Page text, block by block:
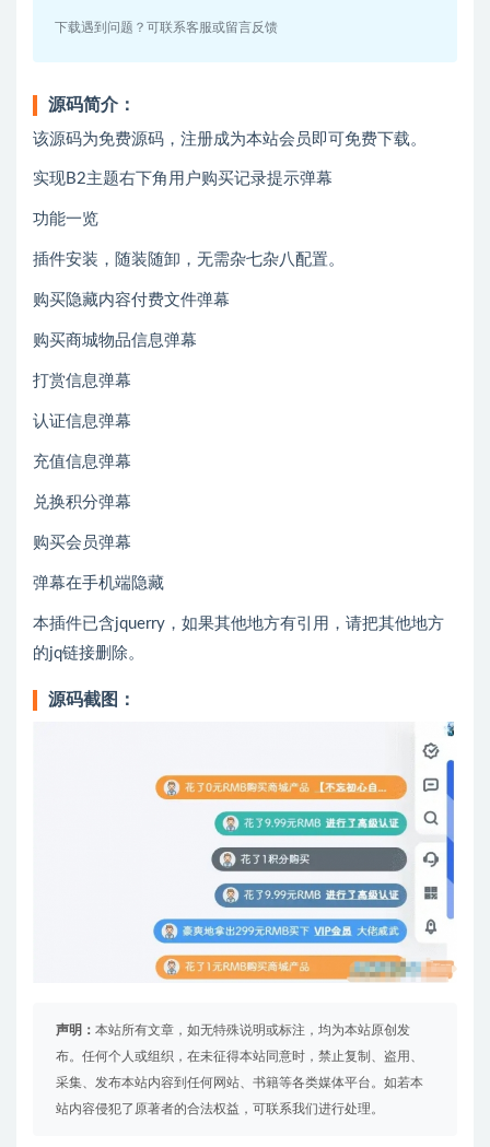
下载遇到问题？可联系客服或留言反馈
源码简介：
该源码为免费源码，注册成为本站会员即可免费下载。
实现B2主题右下角用户购买记录提示弹幕
功能一览
插件安装，随装随卸，无需杂七杂八配置。
购买隐藏内容付费文件弹幕
购买商城物品信息弹幕
打赏信息弹幕
认证信息弹幕
充值信息弹幕
兑换积分弹幕
购买会员弹幕
弹幕在手机端隐藏
本插件已含jquerry，如果其他地方有引用，请把其他地方
的jq链接删除。
源码截图：
声明： 本站所有文章，如无特殊说明或标注，均为本站原创发
布。任何个人或组织，在未征得本站同意时，禁止复制、盗用、
采集、发布本站内容到任何网站、书籍等各类媒体平台。如若本
站内容侵犯了原著者的合法权益，可联系我们进行处理。